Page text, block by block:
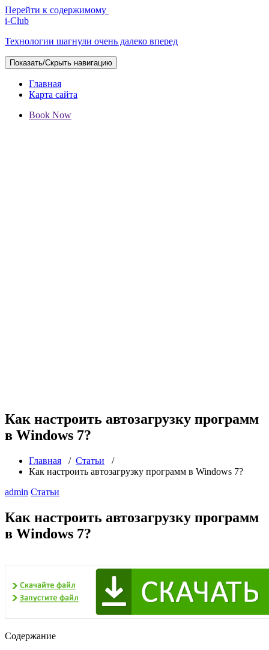
Перейти к содержимому
i-Club
Технологии шагнули очень далеко вперед
Показать/Скрыть навигацию
Главная
Карта сайта
Book Now
Как настроить автозагрузку программ
в Windows 7?
Главная / Статьи /
Как настроить автозагрузку программ в Windows 7?
admin Статьи
Как настроить автозагрузку программ
в Windows 7?
Содержание